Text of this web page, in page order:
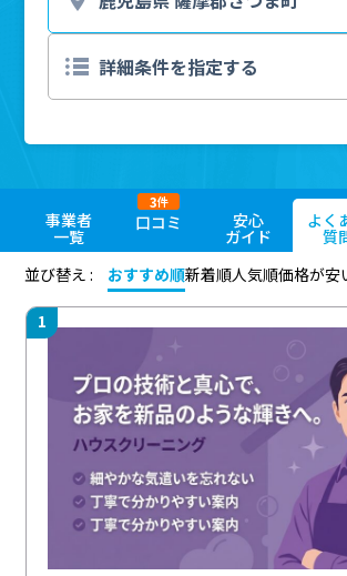
事業者
一覧
口コミ
3件
安心
ガイド
よく
質
並び替え :
おすすめ順新着順人気順価格が安
1